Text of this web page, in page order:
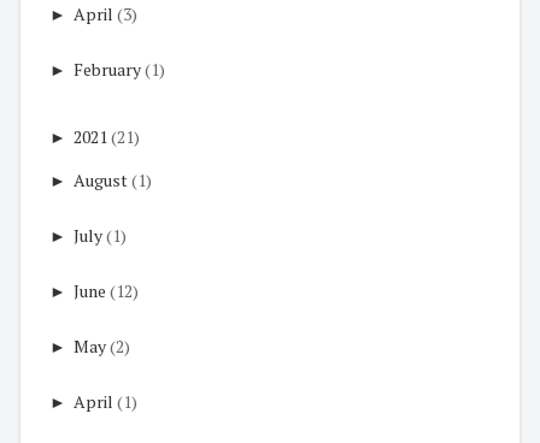
► April (3)
► February(1)
► 2021(21)
► August(1)
► July(1)
► June (12)
► May(2)
► April (1)